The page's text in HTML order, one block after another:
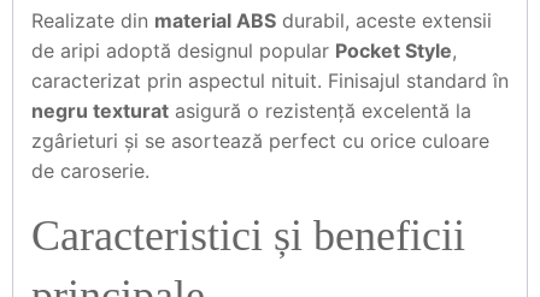
Realizate din material ABS durabil, aceste extensii
de aripi adoptă designul popular Pocket Style,
caracterizat prin aspectul nituit. Finisajul standard în
negru texturat asigură o rezistență excelentă la
zgârieturi și se asortează perfect cu orice culoare
de caroserie.
Caracteristici și beneficii